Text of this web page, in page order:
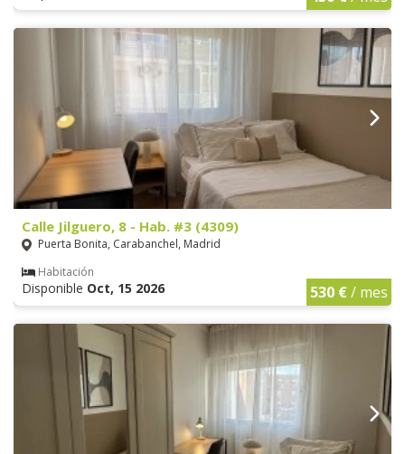
Calle Jilguero, 8 - Hab. #3 (4309)
Puerta Bonita, Carabanchel, Madrid
Habitación
Disponible Oct, 15 2026 530 €/ mes